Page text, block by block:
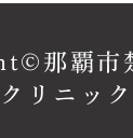
那覇市
リニック